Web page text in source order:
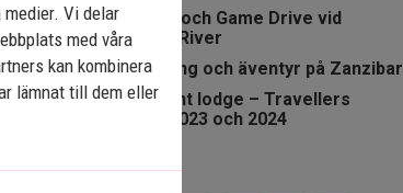
Picknick och Game Drive vid
Oliphant River
Avkoppling och äventyr på Zanzibar
Prisbelönt lodge – Travellers
Choice 2023 och 2024
Ingår i priset
Vi delar
med våra
kan kombinera
lämnat till dem eller